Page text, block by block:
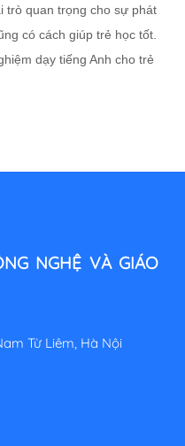
trò quan trọng cho sự phát
có cách giúp trẻ học tốt.
dạy tiếng Anh cho trẻ
NGHỆ VÀ GIÁO
Từ Liêm, Hà Nội